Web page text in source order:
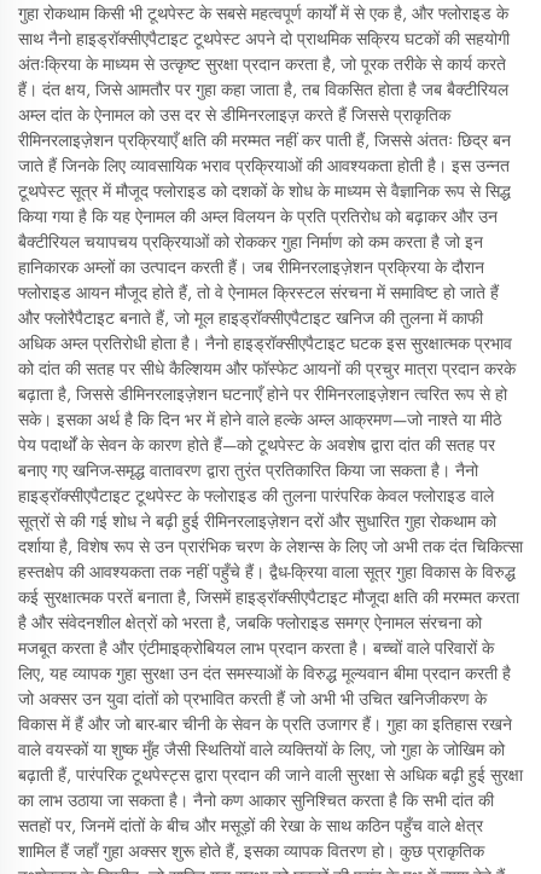
गुहा रोकथाम किसी भी टूथपेस्ट के सबसे महत्वपूर्ण कार्यों में से एक है, और फ्लोराइड के
साथ नैनो हाइड्रॉक्सीएपैटाइट टूथपेस्ट अपने दो प्राथमिक सक्रिय घटकों की सहयोगी
अंतःक्रिया के माध्यम से उत्कृष्ट सुरक्षा प्रदान करता है, जो पूरक तरीके से कार्य करते
हैं। दंत क्षय, जिसे आमतौर पर गुहा कहा जाता है, तब विकसित होता है जब बैक्टीरियल
अम्ल दांत के ऐनामल को उस दर से डीमिनरलाइज़ करते हैं जिससे प्राकृतिक
रीमिनरलाइज़ेशन प्रक्रियाएँ क्षति की मरम्मत नहीं कर पाती हैं, जिससे अंततः छिद्र बन
जाते हैं जिनके लिए व्यावसायिक भराव प्रक्रियाओं की आवश्यकता होती है। इस उन्नत
टूथपेस्ट सूत्र में मौजूद फ्लोराइड को दशकों के शोध के माध्यम से वैज्ञानिक रूप से सिद्ध
किया गया है कि यह ऐनामल की अम्ल विलयन के प्रति प्रतिरोध को बढ़ाकर और उन
बैक्टीरियल चयापचय प्रक्रियाओं को रोककर गुहा निर्माण को कम करता है जो इन
हानिकारक अम्लों का उत्पादन करती हैं। जब रीमिनरलाइज़ेशन प्रक्रिया के दौरान
फ्लोराइड आयन मौजूद होते हैं, तो वे ऐनामल क्रिस्टल संरचना में समाविष्ट हो जाते हैं
और फ्लोरैपैटाइट बनाते हैं, जो मूल हाइड्रॉक्सीएपैटाइट खनिज की तुलना में काफी
अधिक अम्ल प्रतिरोधी होता है। नैनो हाइड्रॉक्सीएपैटाइट घटक इस सुरक्षात्मक प्रभाव
को दांत की सतह पर सीधे कैल्शियम और फॉस्फेट आयनों की प्रचुर मात्रा प्रदान करके
बढ़ाता है, जिससे डीमिनरलाइज़ेशन घटनाएँ होने पर रीमिनरलाइज़ेशन त्वरित रूप से हो
सके। इसका अर्थ है कि दिन भर में होने वाले हल्के अम्ल आक्रमण—जो नाश्ते या मीठे
पेय पदार्थों के सेवन के कारण होते हैं—को टूथपेस्ट के अवशेष द्वारा दांत की सतह पर
बनाए गए खनिज-समृद्ध वातावरण द्वारा तुरंत प्रतिकारित किया जा सकता है। नैनो
हाइड्रॉक्सीएपैटाइट टूथपेस्ट के फ्लोराइड की तुलना पारंपरिक केवल फ्लोराइड वाले
सूत्रों से की गई शोध ने बढ़ी हुई रीमिनरलाइज़ेशन दरों और सुधारित गुहा रोकथाम को
दर्शाया है, विशेष रूप से उन प्रारंभिक चरण के लेशन्स के लिए जो अभी तक दंत चिकित्सा
हस्तक्षेप की आवश्यकता तक नहीं पहुँचे हैं। द्वैध-क्रिया वाला सूत्र गुहा विकास के विरुद्ध
कई सुरक्षात्मक परतें बनाता है, जिसमें हाइड्रॉक्सीएपैटाइट मौजूदा क्षति की मरम्मत करता
है और संवेदनशील क्षेत्रों को भरता है, जबकि फ्लोराइड समग्र ऐनामल संरचना को
मजबूत करता है और एंटीमाइक्रोबियल लाभ प्रदान करता है। बच्चों वाले परिवारों के
लिए, यह व्यापक गुहा सुरक्षा उन दंत समस्याओं के विरुद्ध मूल्यवान बीमा प्रदान करती है
जो अक्सर उन युवा दांतों को प्रभावित करती हैं जो अभी भी उचित खनिजीकरण के
विकास में हैं और जो बार-बार चीनी के सेवन के प्रति उजागर हैं। गुहा का इतिहास रखने
वाले वयस्कों या शुष्क मुँह जैसी स्थितियों वाले व्यक्तियों के लिए, जो गुहा के जोखिम को
बढ़ाती हैं, पारंपरिक टूथपेस्ट्स द्वारा प्रदान की जाने वाली सुरक्षा से अधिक बढ़ी हुई सुरक्षा
का लाभ उठाया जा सकता है। नैनो कण आकार सुनिश्चित करता है कि सभी दांत की
सतहों पर, जिनमें दांतों के बीच और मसूड़ों की रेखा के साथ कठिन पहुँच वाले क्षेत्र
शामिल हैं जहाँ गुहा अक्सर शुरू होते हैं, इसका व्यापक वितरण हो। कुछ प्राकृतिक